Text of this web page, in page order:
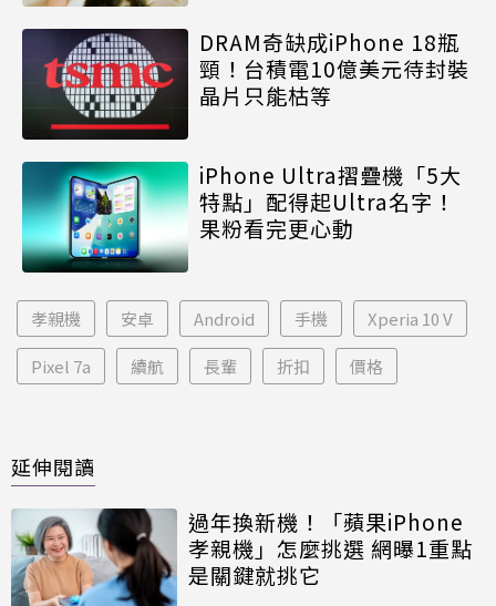
DRAM奇缺成iPhone 18瓶
頸！台積電10億美元待封裝
晶片只能枯等
iPhone Ultra摺疊機「5大
特點」配得起Ultra名字！
果粉看完更心動
孝親機 安卓 Android 手機 Xperia 10 V
Pixel 7a 續航 長輩 折扣 價格
延伸閱讀
過年換新機！「蘋果iPhone
孝親機」怎麼挑選 網曝1重點
是關鍵就挑它